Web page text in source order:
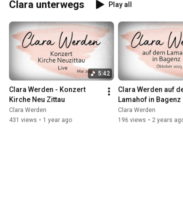
Clara unterwegs Play all
5:42
Clara Werden - Konzert
Kirche Neu Zittau
Clara Werden
431 views • 1 year ago
Clara Werden auf
Lamahof in Bagenz
Clara Werden
196 views • 2 years